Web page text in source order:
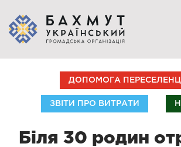
ДОПОМОГА
ЗВІТИ ПРО ВИТРАТИ
Біля 30 родин